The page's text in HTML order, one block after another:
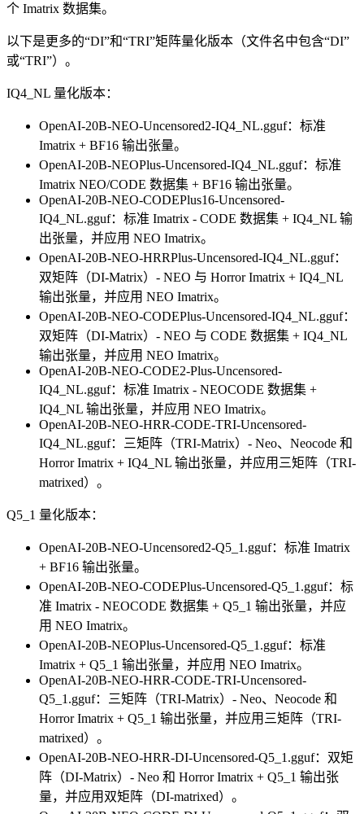
个 Imatrix 数据集。
以下是更多的“DI”和“TRI”矩阵量化版本（文件名中包含“DI”
或“TRI”）。
IQ4_NL 量化版本：
OpenAI-20B-NEO-Uncensored2-IQ4_NL.gguf：标准
Imatrix + BF16 输出张量。
OpenAI-20B-NEOPlus-Uncensored-IQ4_NL.gguf：标准
Imatrix NEO/CODE 数据集 + BF16 输出张量。
OpenAI-20B-NEO-CODEPlus16-Uncensored-
IQ4_NL.gguf：标准 Imatrix - CODE 数据集 + IQ4_NL 输
出张量，并应用 NEO Imatrix。
OpenAI-20B-NEO-HRRPlus-Uncensored-IQ4_NL.gguf：
双矩阵（DI-Matrix）- NEO 与 Horror Imatrix + IQ4_NL
输出张量，并应用 NEO Imatrix。
OpenAI-20B-NEO-CODEPlus-Uncensored-IQ4_NL.gguf：
双矩阵（DI-Matrix）- NEO 与 CODE 数据集 + IQ4_NL
输出张量，并应用 NEO Imatrix。
OpenAI-20B-NEO-CODE2-Plus-Uncensored-
IQ4_NL.gguf：标准 Imatrix - NEOCODE 数据集 +
IQ4_NL 输出张量，并应用 NEO Imatrix。
OpenAI-20B-NEO-HRR-CODE-TRI-Uncensored-
IQ4_NL.gguf：三矩阵（TRI-Matrix）- Neo、Neocode 和
Horror Imatrix + IQ4_NL 输出张量，并应用三矩阵（TRI-
matrixed）。
Q5_1 量化版本：
OpenAI-20B-NEO-Uncensored2-Q5_1.gguf：标准 Imatrix
+ BF16 输出张量。
OpenAI-20B-NEO-CODEPlus-Uncensored-Q5_1.gguf：标
准 Imatrix - NEOCODE 数据集 + Q5_1 输出张量，并应
用 NEO Imatrix。
OpenAI-20B-NEOPlus-Uncensored-Q5_1.gguf：标准
Imatrix + Q5_1 输出张量，并应用 NEO Imatrix。
OpenAI-20B-NEO-HRR-CODE-TRI-Uncensored-
Q5_1.gguf：三矩阵（TRI-Matrix）- Neo、Neocode 和
Horror Imatrix + Q5_1 输出张量，并应用三矩阵（TRI-
matrixed）。
OpenAI-20B-NEO-HRR-DI-Uncensored-Q5_1.gguf：双矩
阵（DI-Matrix）- Neo 和 Horror Imatrix + Q5_1 输出张
量，并应用双矩阵（DI-matrixed）。